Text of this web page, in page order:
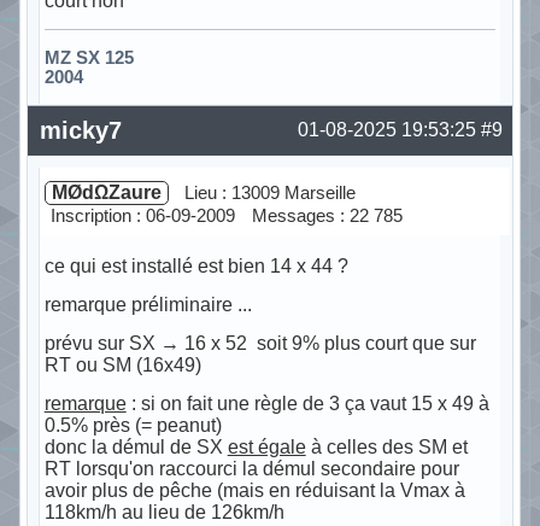
MZ SX 125
2004
Hors ligne #9
01-08-2025 19:53:25
micky7
MØdΩZaure
Lieu : 13009 Marseille
Inscription : 06-09-2009
Messages : 22 785
ce qui est installé est bien 14 x 44 ?
remarque préliminaire ...
prévu sur SX → 16 x 52 soit 9% plus court que sur
RT ou SM (16x49)
remarque: si on fait une règle de 3 ça vaut 15 x 49 à
0.5% près (= peanut)
donc la démul de SX est égaleà celles des SM et
RT lorsqu'on raccourci la démul secondaire pour
avoir plus de pêche (mais en réduisant la Vmax à
118km/h au lieu de 126km/h